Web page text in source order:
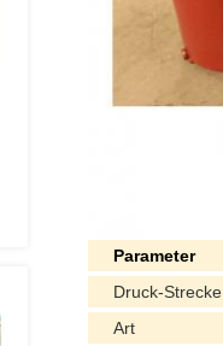
Parameter
Druck-Strecke
Art